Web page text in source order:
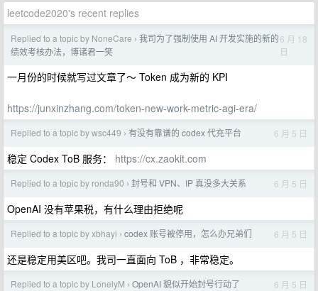
leetcode2020's recent replies
Replied to a topic by NoneCare › 我司为了强制使用 AI 开发实施的新的
绩效考核办法，博诸君一笑
6 月 18
日
一月份的时候就写过文章了～ Token 成为新的 KPI
https://junxinzhang.com/token-new-work-metric-agi-era/
Replied to a topic by wsc449 › 有没有靠谱的 codex 代充平台 6 月 5 日
稳定 Codex ToB 服务： https://cx.zaokit.com
Replied to a topic by ronda90 › 封号和 VPN、IP 真没多大关系 6 月 5 日
OpenAI 没有苹果税，有什么理由拒绝呢
Replied to a topic by xbhayi › codex 账号被停用，怎么办兄弟们 6 月 5 日
还是稳定用美区吧。我司一直面向 ToB ，非常稳定。
Replied to a topic by LonelyM › OpenAI 貌似开始封号行动了 6 月 5 日